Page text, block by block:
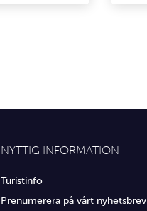
NYTTIG INFORMATION
Turistinfo
Prenumerera på vårt nyhetsbrev